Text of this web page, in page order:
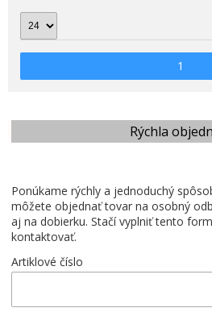
Rýchla
Ponúkame rýchly a jednoduchý
môžete objednať tovar na osobný
aj na dobierku. Stačí vyplniť tento
kontaktovať.
Artiklové číslo
1